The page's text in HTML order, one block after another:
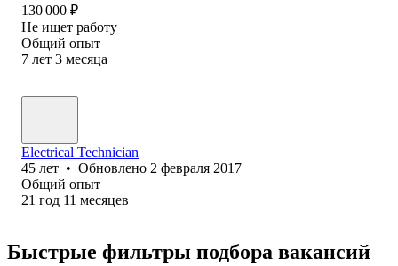
130 000 ₽
Не ищет работу
Общий опыт
7 лет 3 месяца
Electrical Technician
45 лет • Обновлено 2 февраля 2017
Общий опыт
21 год 11 месяцев
Быстрые фильтры подбора вакансий